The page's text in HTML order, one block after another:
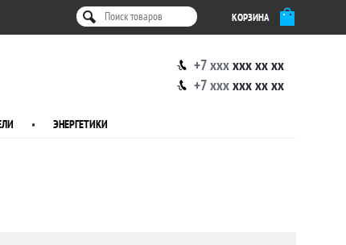
КОРЗИНА
+7 xxx xxx xx xx
+7 xxx xxx xx xx
• ЭНЕРГЕТИКИ